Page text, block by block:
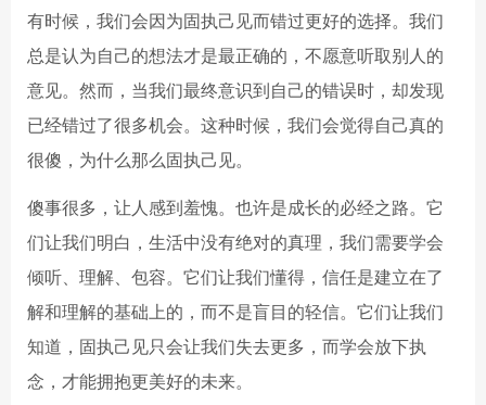
有时候，我们会因为固执己见而错过更好的选择。我们
总是认为自己的想法才是最正确的，不愿意听取别人的
意见。然而，当我们最终意识到自己的错误时，却发现
已经错过了很多机会。这种时候，我们会觉得自己真的
很傻，为什么那么固执己见。
傻事很多，让人感到羞愧。也许是成长的必经之路。它
们让我们明白，生活中没有绝对的真理，我们需要学会
倾听、理解、包容。它们让我们懂得，信任是建立在了
解和理解的基础上的，而不是盲目的轻信。它们让我们
知道，固执己见只会让我们失去更多，而学会放下执
念，才能拥抱更美好的未来。